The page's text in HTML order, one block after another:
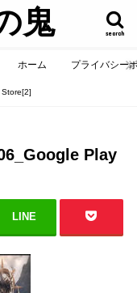
鬼 search
ホーム プライバシー
Play
LINE